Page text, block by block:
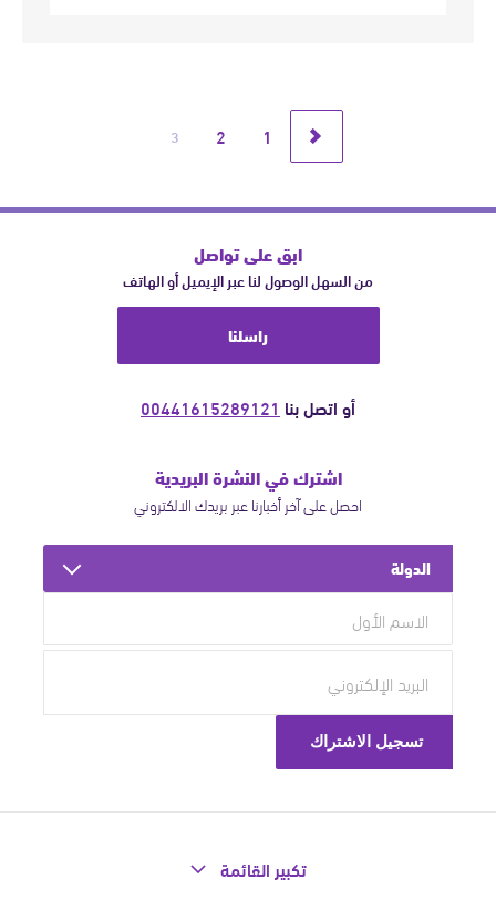
السابق 1
2
3
ابق على تواصل
من السهل الوصول لنا عبر الإيميل أو الهاتف
راسلنا
أو اتصل بنا 00441615289121
اشترك في النشرة البريدية
احصل على آخر أخبارنا عبر بريدك الالكتروني
الدولة
تكبير القائمة